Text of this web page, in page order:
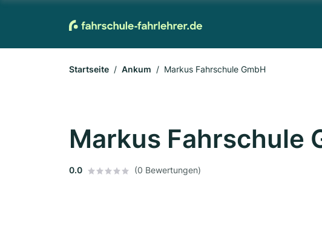
Startseite Ankum Markus Fahrschule GmbH
Markus Fahrschule
0.0 (0 Bewertungen)